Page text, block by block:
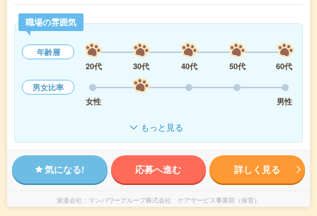
職場の雰囲気
年齢層
20代
30代 40代 50代
60代
男女比率
女性
男性
もっと見る
気になる! 応募へ進む 詳しく見る
派遣会社 マンパワーグループ株式会社 ケアサービス事業部（保育）